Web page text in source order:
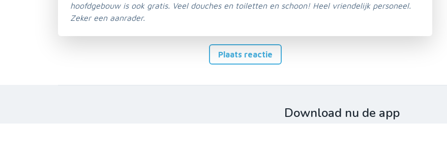
hoofdgebouw is ook gratis. Veel douches en toiletten en schoon! Heel vriendelijk personeel.
Zeker een aanrader.
Plaats reactie
Download nu de app